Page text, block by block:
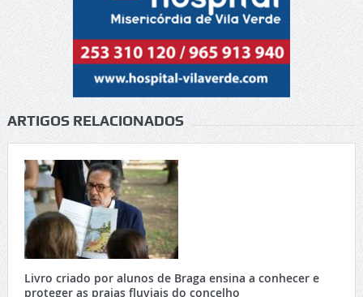
ARTIGOS RELACIONADOS
Livro criado por alunos de Braga ensina a conhecer e
proteger as praias fluviais do concelho